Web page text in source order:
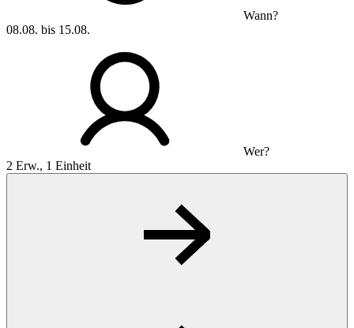
Wann?
08.08. bis 15.08.
Wer?
2 Erw., 1 Einheit